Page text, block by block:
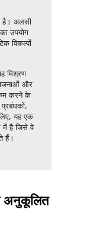
है। अलसी
उपयोग
विकल्पों
मिश्रण
और
कम करने के
प्रबंधकों,
यह एक
में है जिसे वे
हैं।
अनुकूलित